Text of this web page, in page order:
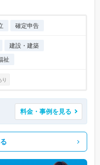
確定申告
建設・建築
祉
り
料金・事例を見る